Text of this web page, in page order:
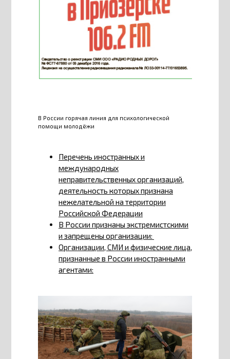
В России горячая линия для психологической
помощи молодёжи
Перечень иностранных и
международных
неправительственных организаций,
деятельность которых признана
нежелательной на территории
Российской Федерации
В России признаны экстремистскими
и запрещены организации:
Организации, СМИ и физические лица,
признанные в России иностранными
агентами: